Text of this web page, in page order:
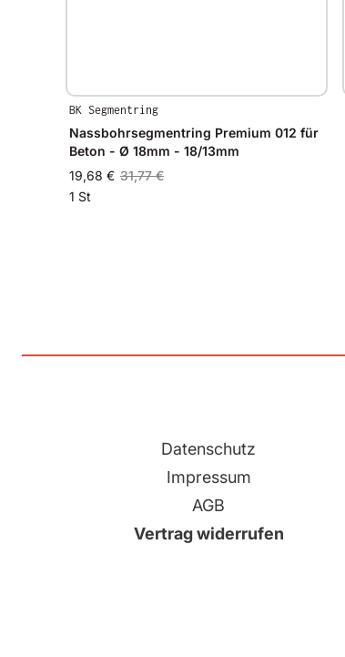
BK Segmentring
Nassbohrsegmentring Premium 012 für
Beton - Ø 18mm - 18/13mm
19,68 € 31,77 €
1 St
Datenschutz
Impressum
AGB
Vertrag widerrufen